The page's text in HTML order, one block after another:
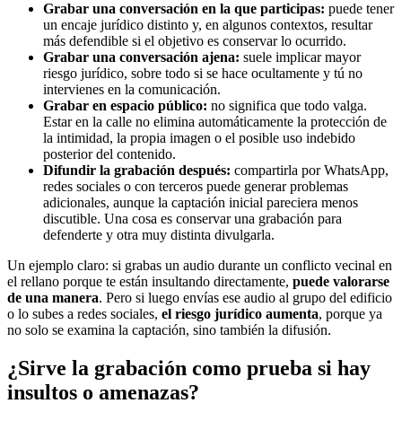
Grabar una conversación en la que participas: puede tener
un encaje jurídico distinto y, en algunos contextos, resultar
más defendible si el objetivo es conservar lo ocurrido.
Grabar una conversación ajena: suele implicar mayor
riesgo jurídico, sobre todo si se hace ocultamente y tú no
intervienes en la comunicación.
Grabar en espacio público: no significa que todo valga.
Estar en la calle no elimina automáticamente la protección de
la intimidad, la propia imagen o el posible uso indebido
posterior del contenido.
Difundir la grabación después: compartirla por WhatsApp,
redes sociales o con terceros puede generar problemas
adicionales, aunque la captación inicial pareciera menos
discutible. Una cosa es conservar una grabación para
defenderte y otra muy distinta divulgarla.
Un ejemplo claro: si grabas un audio durante un conflicto vecinal en
el rellano porque te están insultando directamente, puede valorarse
de una manera. Pero si luego envías ese audio al grupo del edificio
o lo subes a redes sociales, el riesgo jurídico aumenta, porque ya
no solo se examina la captación, sino también la difusión.
¿Sirve la grabación como prueba si hay
insultos o amenazas?